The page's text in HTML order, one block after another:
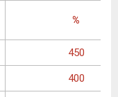
%
450
400